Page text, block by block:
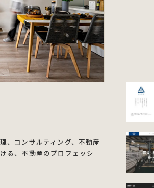
、コンサルティング、不動産
る、不動産のプロフェッシ